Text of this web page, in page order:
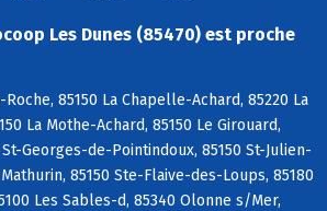
Les Dunes (85470) est proche
85150 La Chapelle-Achard, 85220 La
La Mothe-Achard, 85150 Le Girouard,
Georges-de-Pointindoux, 85150 St-Julien-
85150 Ste-Flaive-des-Loups, 85180
Les Sables-d, 85340 Olonne s/Mer,